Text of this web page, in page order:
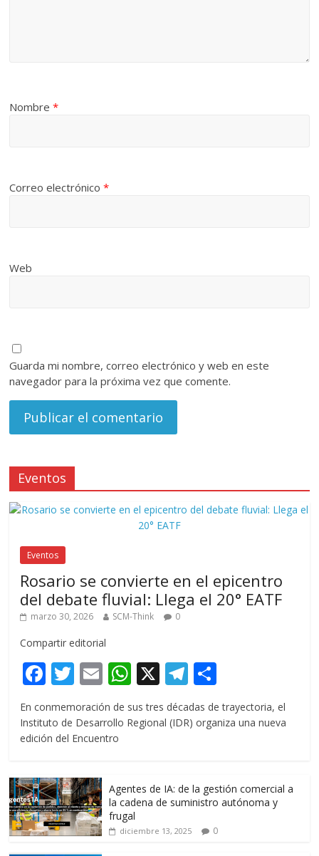
Nombre*
Correo electrónico*
Web
Guarda mi nombre, correo electrónico y web en este
navegador para la próxima vez que comente.
Eventos
Eventos
Rosario se convierte en el epicentro
del debate fluvial: Llega el 20° EATF
marzo 30, 2026 SCM-Think 0
Compartir editorial
F
e
b
o
k
T
itt
er
E
m
ai
l
W
at
p
p
X T
el
e
m
o
m
ti
r
En conmemoración de sus tres décadas de trayectoria, el
Instituto de Desarrollo Regional (IDR) organiza una nueva
edición del Encuentro
Agentes de IA: de la gestión comercial a
la cadena de suministro autónoma y
frugal
diciembre 13, 2025 0